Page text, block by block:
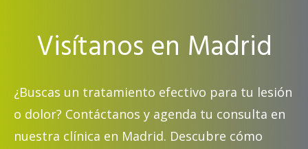
Visítanos en Madrid
¿Buscas un tratamiento efectivo para tu lesión
o dolor? Contáctanos y agenda tu consulta en
nuestra clínica en Madrid. Descubre cómo